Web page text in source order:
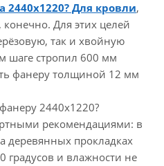
2440х1220? Для кровли,
Для этих целей
так и хвойную
шаге стропил 600 мм
фанеру толщиной 12 мм
2440х1220?
рекомендациями: в
деревянных прокладках
градусов и влажности не